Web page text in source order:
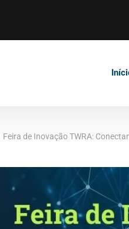
Feira de Inovação TWRA: